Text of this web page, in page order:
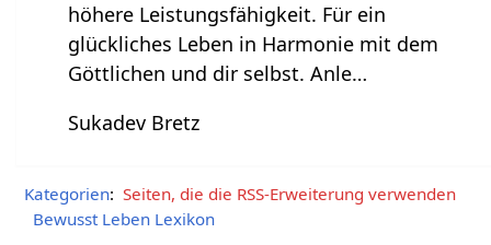
höhere Leistungsfähigkeit. Für ein
glückliches Leben in Harmonie mit dem
Göttlichen und dir selbst. Anle…
Sukadev Bretz
Kategorien: Seiten, die die RSS-Erweiterung verwenden
Bewusst Leben Lexikon